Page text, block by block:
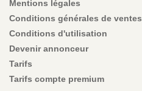
Mentions légales
Conditions générales de ventes
Conditions d'utilisation
Devenir annonceur
Tarifs
Tarifs compte premium